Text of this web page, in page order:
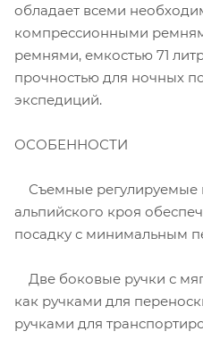
обладает всеми
компрессионными
ремнями, емкостью 71
прочностью для ночных
экспедиций.
ОСОБЕННОСТИ
Съемные регулируемые
альпийского кроя
посадку с минимальным
Две боковые ручки с
как ручками для
ручками для